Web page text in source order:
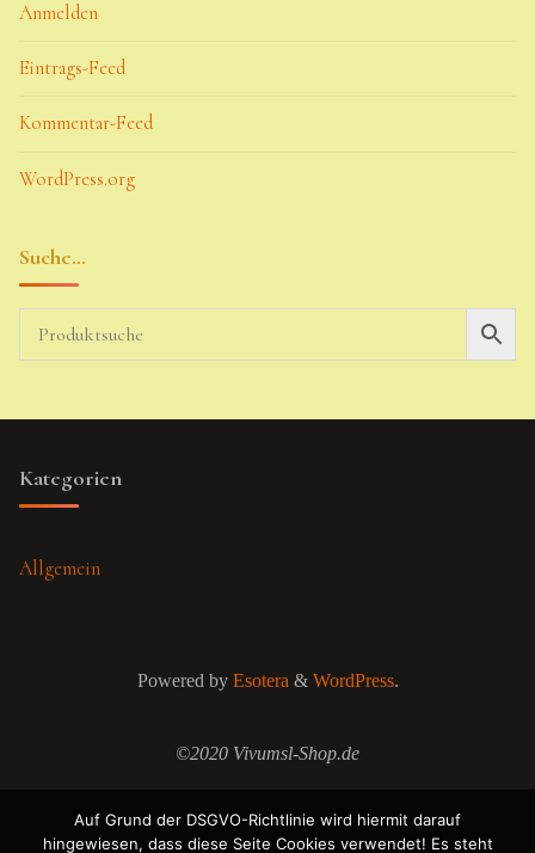
Anmelden
Eintrags-Feed
Kommentar-Feed
WordPress.org
Suche…
Kategorien
Allgemein
Powered byEsotera& WordPress.
©2020 Vivumsl-Shop.de
Auf Grund der DSGVO-Richtlinie wird hiermit darauf
hingewiesen, dass diese Seite Cookies verwendet! Es steht